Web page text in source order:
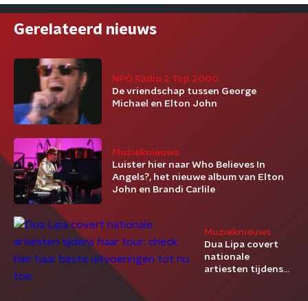
Gerelateerd nieuws
NPO Radio 2 Top 2000
De vriendschap tussen George
Michael en Elton John
Muzieknieuws
Luister hier naar Who Believes In
Angels?, het nieuwe album van Elton
John en Brandi Carlile
Muzieknieuws
Dua Lipa covert
nationale
artiesten tijdens